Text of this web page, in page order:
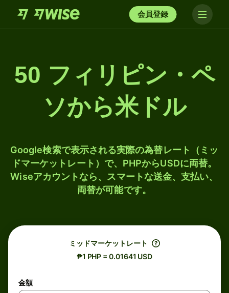
会員登録
50 フィリピン・ペ
ソから米ドル
Google検索で表示される実際の為替レート（ミッ
ドマーケットレート）で、PHPからUSDに両替。
Wiseアカウントなら、スマートな送金、支払い、
両替が可能です。
ミッドマーケットレート
₱1 PHP = 0.01641 USD
金額